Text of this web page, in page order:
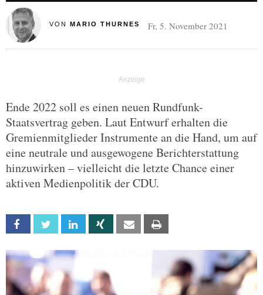
VON MARIO THURNES Fr, 5. November 2021
Ende 2022 soll es einen neuen Rundfunk-
Staatsvertrag geben. Laut Entwurf erhalten die
Gremienmitglieder Instrumente an die Hand, um auf
eine neutrale und ausgewogene Berichterstattung
hinzuwirken – vielleicht die letzte Chance einer
aktiven Medienpolitik der CDU.
Facebook Twitter Linkedin Xing Email